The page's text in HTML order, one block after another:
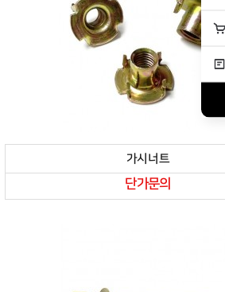
가시너트
단가문의